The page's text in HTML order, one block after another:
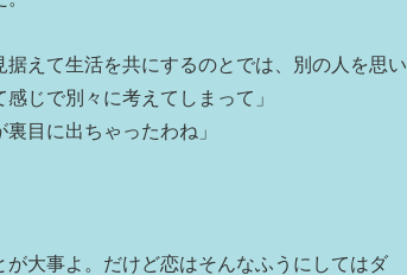
据えて生活を共にするのとでは、別の人を思い
じで別々に考えてしまって」
目に出ちゃったわね」
が大事よ。だけど恋はそんなふうにしてはダ